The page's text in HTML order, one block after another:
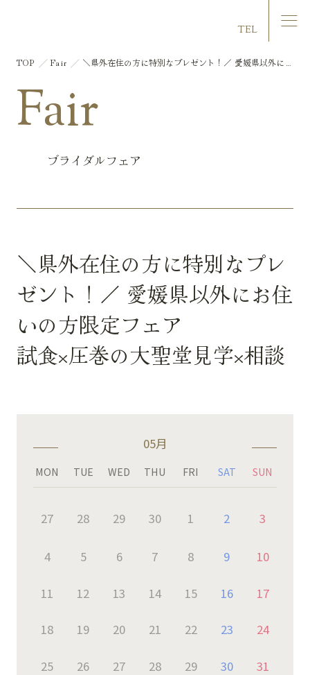
TEL
Fair
ブライダルフェア
TOP Fair
＼県外在住の方に特別なプレゼント！／ 愛媛県以外にお
＼県外在住の方に特別なプレ
ゼント！／ 愛媛県以外にお住
いの方限定フェア
試食×圧巻の大聖堂見学×相談
05月
MON TUE WED THU FRI SAT SUN
27 28 29 30 1 2 3
4 5 6 7 8 9 10
11 12 13 14 15 16 17
18 19 20 21 22 23 24
25 26 27 28 29 30 31